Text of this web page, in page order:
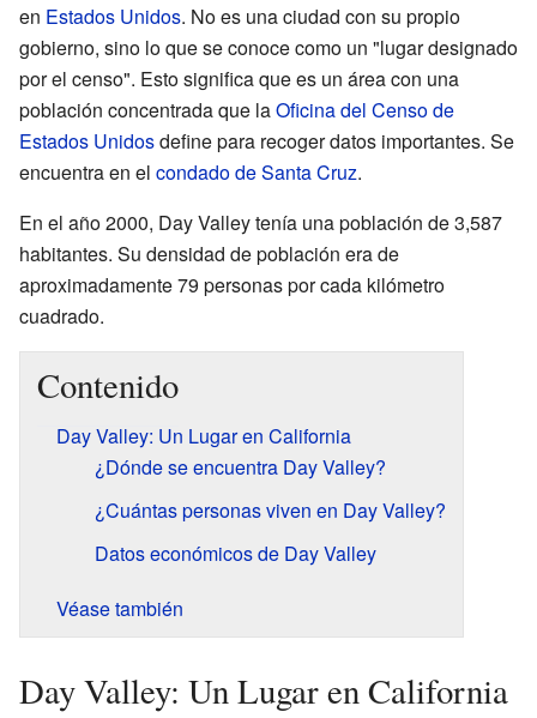
en Estados Unidos. No es una ciudad con su propio
gobierno, sino lo que se conoce como un "lugar designado
por el censo". Esto significa que es un área con una
población concentrada que laOficina del Censo de
Estados Unidosdefine para recoger datos importantes. Se
encuentra en el condado de Santa Cruz.
En el año 2000, Day Valley tenía una población de 3,587
habitantes. Su densidad de población era de
aproximadamente 79 personas por cada kilómetro
cuadrado.
Contenido
Day Valley: Un Lugar en California
¿Dónde se encuentra Day Valley?
¿Cuántas personas viven en Day Valley?
Datos económicos de Day Valley
Véase también
Day Valley: Un Lugar en California